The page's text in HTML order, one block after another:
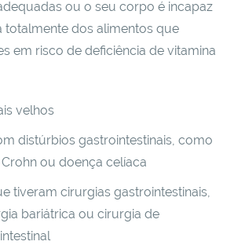
ou o seu corpo é incapaz
totalmente dos alimentos que
em risco de deficiência de vitamina
velhos
distúrbios gastrointestinais, como
ou doença celíaca
tiveram cirurgias gastrointestinais,
bariátrica ou cirurgia de